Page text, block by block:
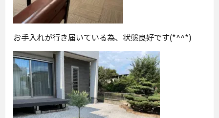
お手入れが行き届いている為、状態良好です(*^^*)